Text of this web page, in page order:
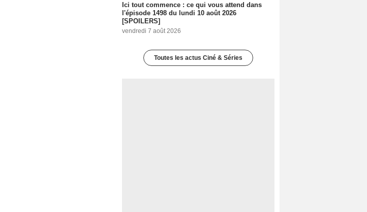
Ici tout commence : ce qui vous attend dans
l'épisode 1498 du lundi 10 août 2026
[SPOILERS]
vendredi 7 août 2026
Toutes les actus Ciné & Séries